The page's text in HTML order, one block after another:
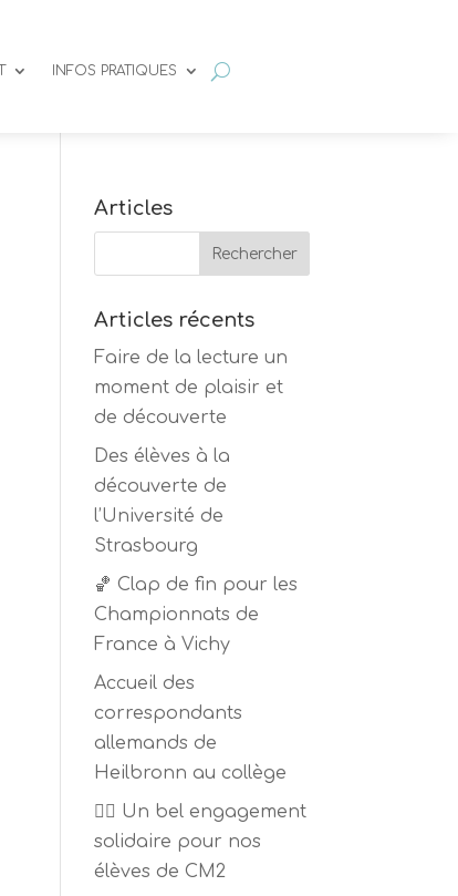
INFOS PRATIQUES
Articles
Articles récents
Faire de la lecture un
moment de plaisir et
de découverte
Des élèves à la
découverte de
l’Université de
Strasbourg
🏀 Clap de fin pour les
Championnats de
France à Vichy
Accueil des
correspondants
allemands de
Heilbronn au collège
🏃‍♂️ Un bel engagement
solidaire pour nos
élèves de CM2